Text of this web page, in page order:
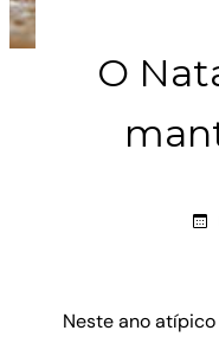
O
Neste ano